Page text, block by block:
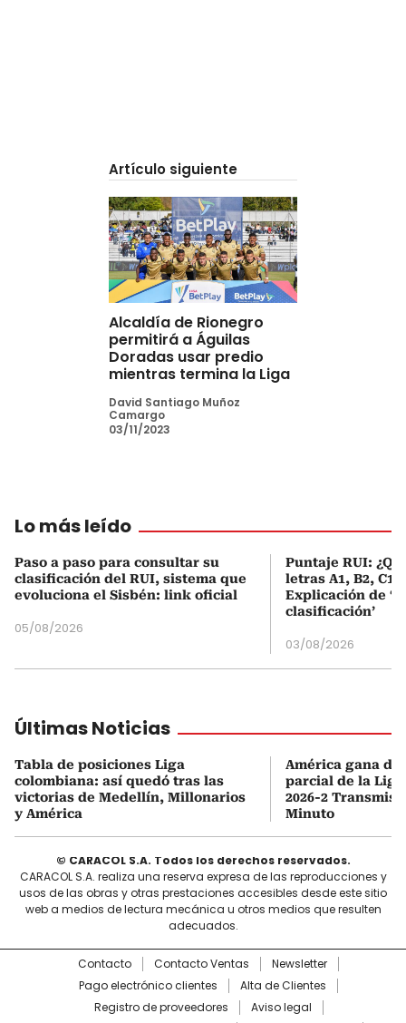
Artículo siguiente
Alcaldía de Rionegro
permitirá a Águilas
Doradas usar predio
mientras termina la Liga
David Santiago Muñoz
Camargo
03/11/2023
Lo más leído
Paso a paso para consultar su
clasificación del RUI, sistema que
evoluciona el Sisbén: link oficial
05/08/2026
Puntaje RUI:
letras A1, B2, C1
Explicación de
clasificación’
03/08/2026
Últimas Noticias
Tabla de posiciones Liga
colombiana: así quedó tras las
victorias de Medellín, Millonarios
y América
América gana
parcial de la
2026-2
Minuto
© CARACOL S.A. Todos los derechos reservados.
CARACOL S.A. realiza una reserva expresa de las reproducciones y
usos de las obras y otras prestaciones accesibles desde este sitio
web a medios de lectura mecánica u otros medios que resulten
adecuados.
Contacto Contacto Ventas
Newsletter
Pago electrónico clientes
Alta de Clientes
Registro de proveedores
Aviso legal